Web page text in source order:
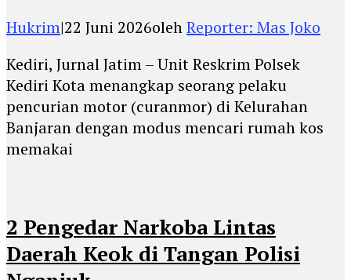
Hukrim|22 Juni 2026olehReporter: Mas Joko
Kediri, Jurnal Jatim – Unit Reskrim Polsek
Kediri Kota menangkap seorang pelaku
pencurian motor (curanmor) di Kelurahan
Banjaran dengan modus mencari rumah kos
memakai
2 Pengedar Narkoba Lintas
Daerah Keok di Tangan Polisi